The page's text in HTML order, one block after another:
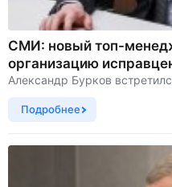
СМИ: новый топ-
организацию
Александр Бурков
Подробнее